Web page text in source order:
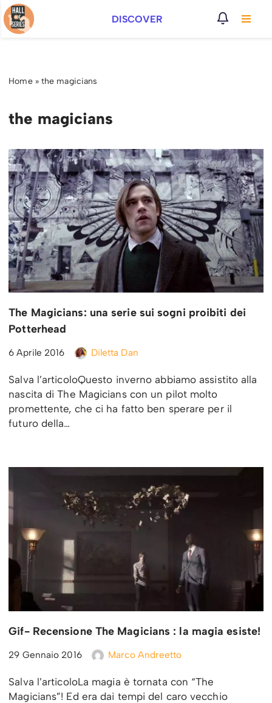
Vai
DISCOVER
Home» the magicians
the magicians
The Magicians: una serie sui sogni proibiti dei
Potterhead
6 Aprile 2016 Diletta Dan
Salva l’articoloQuesto inverno abbiamo assistito alla
nascita di The Magicians con un pilot molto
promettente, che ci ha fatto ben sperare per il
futuro della…
Gif- Recensione The Magicians : la magia esiste!
29 Gennaio 2016 Marco Andreetto
Salva l’articoloLa magia è tornata con “The
Magicians”! Ed era dai tempi del caro vecchio